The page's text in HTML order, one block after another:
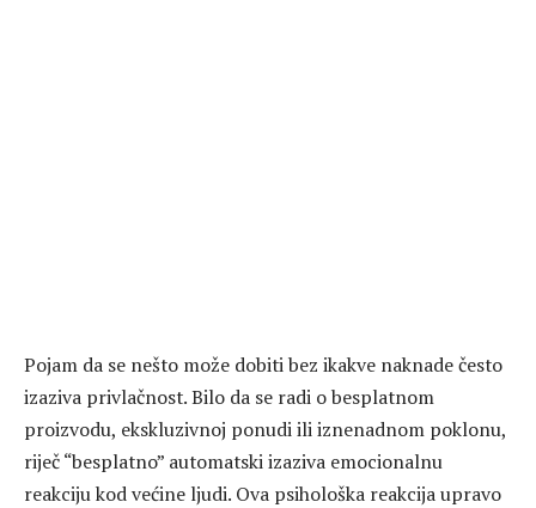
Pojam da se nešto može dobiti bez ikakve naknade često
izaziva privlačnost. Bilo da se radi o besplatnom
proizvodu, ekskluzivnoj ponudi ili iznenadnom poklonu,
riječ “besplatno” automatski izaziva emocionalnu
reakciju kod većine ljudi. Ova psihološka reakcija upravo